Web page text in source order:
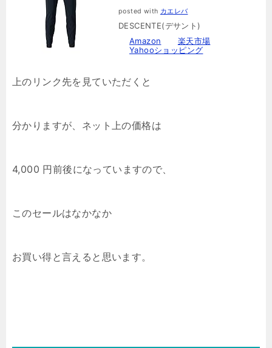
posted with カエレバ
DESCENTE(デサント)
Amazon
楽天市場
Yahooショッピング
上のリンク先を見ていただくと
分かりますが、ネット上の価格は
4,000 円前後になっていますので、
このセールはなかなか
お買い得と言えると思います。